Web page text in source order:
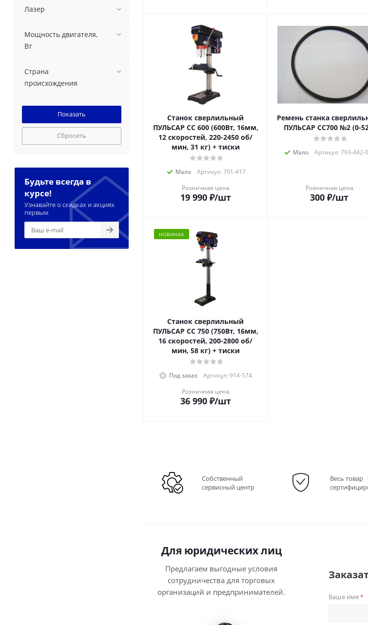
Станок сверлильный
ПУЛЬСАР СС 600 (600Вт, 16мм,
12 скоростей, 220-2450 об/
мин, 31 кг) + тиски
Мало
Артикул: 791-417
Розничная цена
19 990₽/шт
Ремень станка
ПУЛЬСАР CC700 №2 (0-
Мало Артикул: 793-442-
Розничная цена
300 ₽/шт
НОВИНКА
Станок сверлильный
ПУЛЬСАР СС 750 (750Вт, 16мм,
16 скоростей, 200-2800 об/
мин, 58 кг) + тиски
Под заказ
Артикул: 914-574
Розничная цена
36 990₽/шт
Собственный
сервисный центр
Весь товар
Для юридических лиц
Предлагаем выгодные условия
сотрудничества для торговых
организаций и предпринимателей.
Ваше имя *
Лазер
Мощность двигателя,
Вт
Страна
происхождения
Сбросить
Будьте всегда в
курсе!
Узнавайте о скидках и акциях
первым